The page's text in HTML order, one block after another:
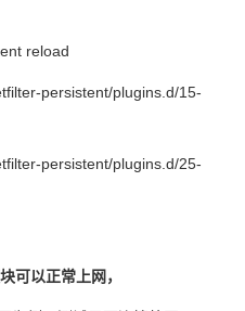
reload
persistent/plugins.d/15-
persistent/plugins.d/25-
可以正常上网，